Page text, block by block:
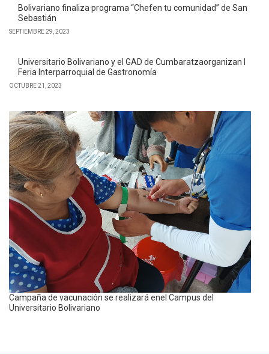
Bolivariano finaliza programa “Chefen tu comunidad” de San
Sebastián
SEPTIEMBRE 29, 2023
Universitario Bolivariano y el GAD de Cumbaratzaorganizan I
Feria Interparroquial de Gastronomía
OCTUBRE 21, 2023
Campaña de vacunación se realizará enel Campus del
Universitario Bolivariano